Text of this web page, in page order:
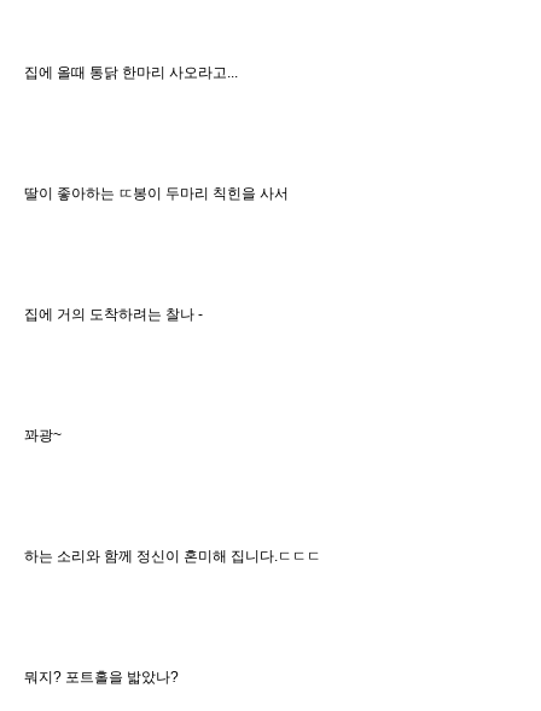
집에 올때 통닭 한마리 사오라고...
딸이 좋아하는 ㄸ봉이 두마리 칙힌을 사서
집에 거의 도착하려는 찰나 -
꽈광~
하는 소리와 함께 정신이 혼미해 집니다.ㄷㄷㄷ
뭐지? 포트홀을 밟았나?